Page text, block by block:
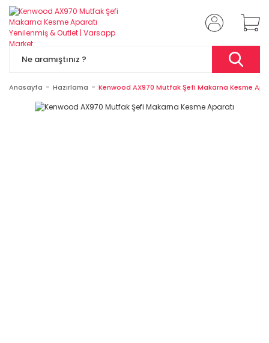
Anasayfa Hazırlama Kenwood AX970 Mutfak Şefi Makarna Kesme